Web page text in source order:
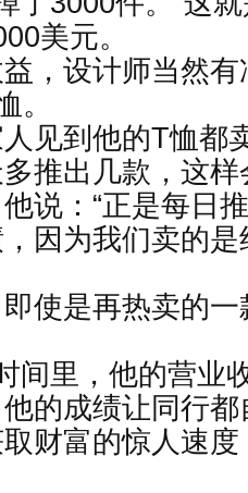
美元。
，设计师当然
。
见到他的T恤都
推出几款，这
说：“正是每日
因为我们卖的
使是再热卖的
间里，他的营业
的成绩让同行
财富的惊人速